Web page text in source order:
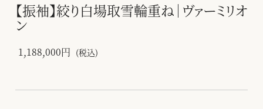
【振袖】絞り白場取雪輪重ね｜ヴァーミリオ
ン
1,188,000円 (税込)